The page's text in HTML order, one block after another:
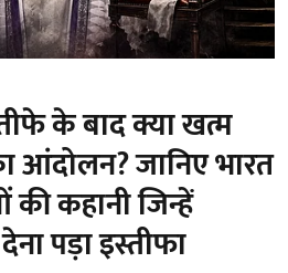
के बाद क्या खत्म
आंदोलन? जानिए भारत
कहानी जिन्हें
पड़ा इस्तीफा